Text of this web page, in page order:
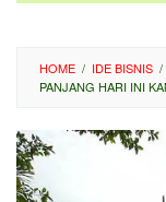
HOME / IDE BISNIS /
PANJANG HARI INI